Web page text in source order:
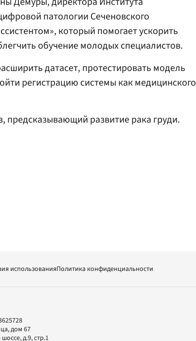
патологии Сеченовского
который помогает ускорить
обучение молодых специалистов.
датасет, протестировать модель
регистрацию системы как медицинского
предсказывающий развитие рака груди.
использованияПолитика конфиденциальности
дом 67
д.9, стр.1